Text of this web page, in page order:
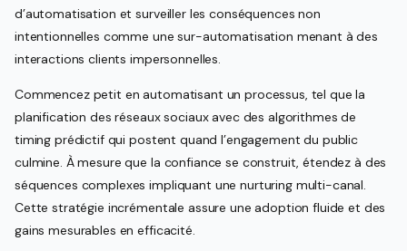
d’automatisation et surveiller les conséquences non
intentionnelles comme une sur-automatisation menant à des
interactions clients impersonnelles.
Commencez petit en automatisant un processus, tel que la
planification des réseaux sociaux avec des algorithmes de
timing prédictif qui postent quand l’engagement du public
culmine. À mesure que la confiance se construit, étendez à des
séquences complexes impliquant une nurturing multi-canal.
Cette stratégie incrémentale assure une adoption fluide et des
gains mesurables en efficacité.